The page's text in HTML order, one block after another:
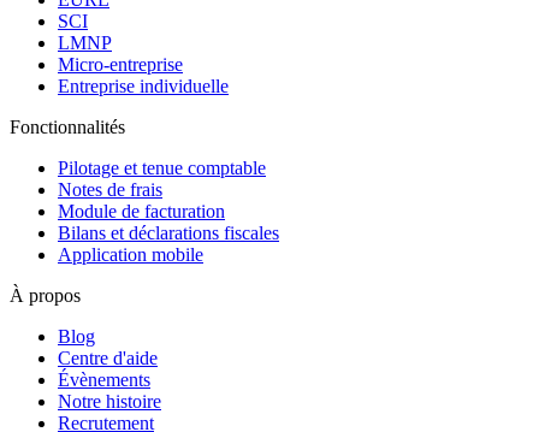
SCI
LMNP
Micro-entreprise
Entreprise individuelle
Fonctionnalités
Pilotage et tenue comptable
Notes de frais
Module de facturation
Bilans et déclarations fiscales
Application mobile
À propos
Blog
Centre d'aide
Évènements
Notre histoire
Recrutement